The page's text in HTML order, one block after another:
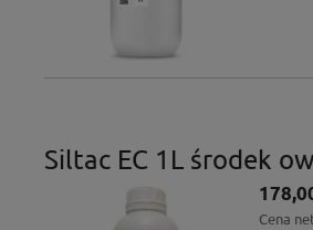
Siltac EC 1L środek
Cena